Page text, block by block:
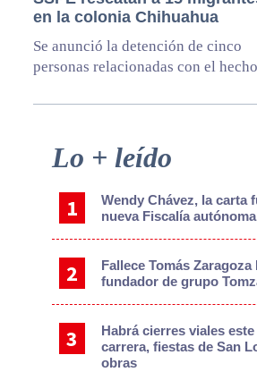
en la colonia Chihuahua
Se anunció la detención de cinco
personas relacionadas con el hecho
Primary
Lo + leído
Wendy Chávez, la carta
nueva Fiscalía autónoma
Fallece Tomás Zaragoza
fundador de grupo
Habrá cierres viales
carrera, fiestas de San
obras